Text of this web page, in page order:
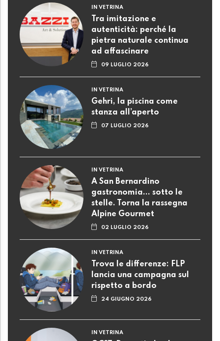
IN VETRINA
Tra imitazione e
autenticità: perché la
pietra naturale continua
ad affascinare
09 LUGLIO 2026
IN VETRINA
Gehri, la piscina come
stanza all’aperto
07 LUGLIO 2026
IN VETRINA
A San Bernardino
gastronomia... sotto le
stelle. Torna la rassegna
Alpine Gourmet
02 LUGLIO 2026
IN VETRINA
Trova le differenze: FLP
lancia una campagna sul
rispetto a bordo
24 GIUGNO 2026
IN VETRINA